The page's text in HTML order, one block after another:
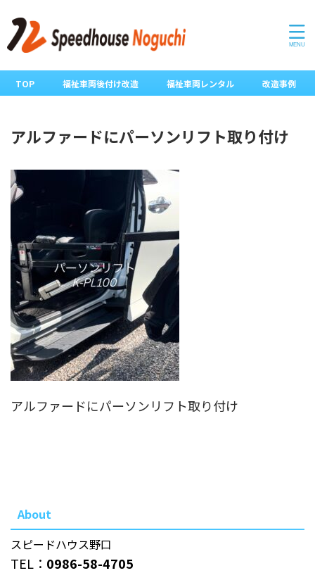
TOP 福祉車両後付け改造 福祉車両レンタル 改造事例
アルファードにパーソンリフト取り付け
アルファードにパーソンリフト取り付け
About
スピードハウス野口
TEL： 0986-58-4705